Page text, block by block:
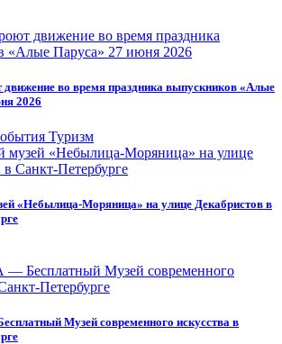
движение во время праздника выпускников «Алые
2026
Туризм
«Небылица-Моряница» на улице Декабристов в
Музей современного искусства в